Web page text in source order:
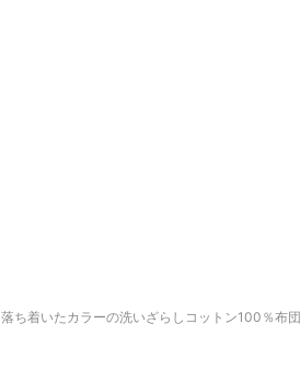
落ち着いたカラーの洗いざらしコットン100％